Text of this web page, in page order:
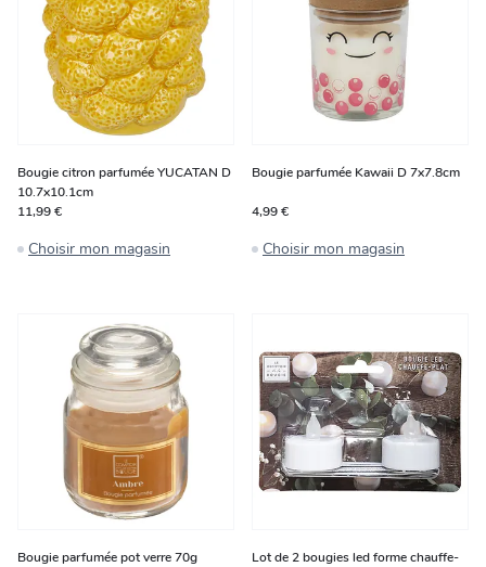
Bougie citron parfumée YUCATAN D
10.7x10.1cm
11,99 €
Choisir mon magasin
Bougie parfumée Kawaii D 7x7.8cm
4,99 €
Choisir mon magasin
Bougie parfumée pot verre 70g
Lot de 2 bougies led forme chauffe-